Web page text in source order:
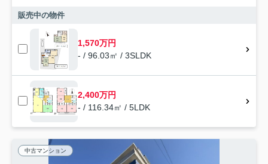
販売中の物件
1,570万円
- / 96.03㎡ / 3SLDK
2,400万円
- / 116.34㎡ / 5LDK
中古マンション